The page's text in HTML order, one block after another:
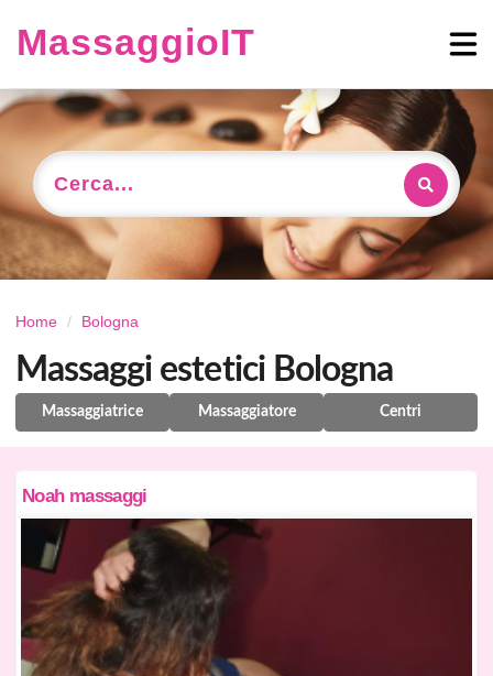
MassaggioIT
Cerca...
Home Bologna
Massaggi estetici Bologna
Massaggiatrice Massaggiatore Centri
Noah massaggi